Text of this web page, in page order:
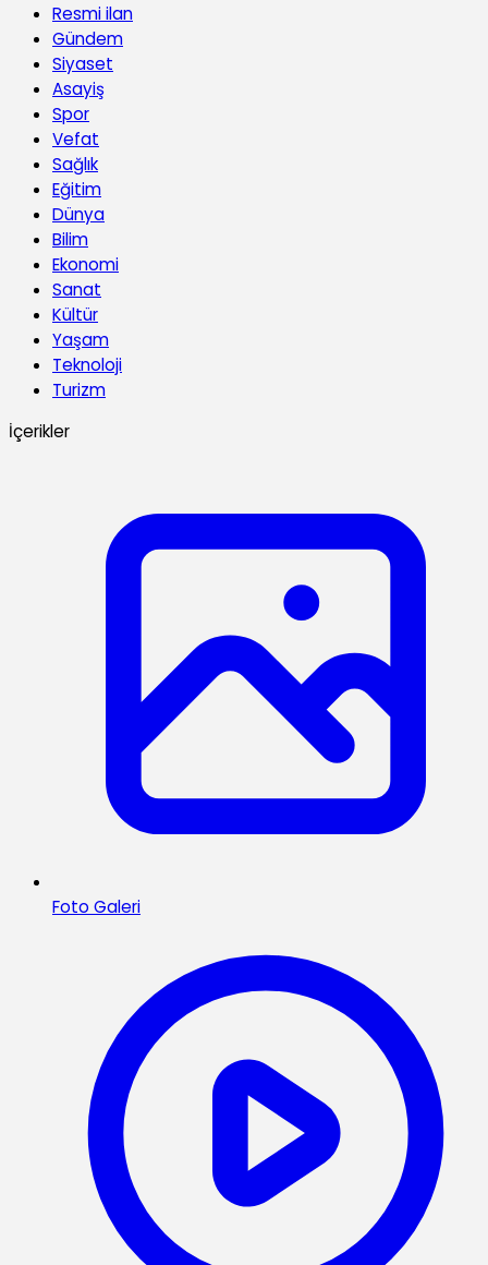
Resmi ilan
Gündem
Siyaset
Asayiş
Spor
Vefat
Sağlık
Eğitim
Dünya
Bilim
Ekonomi
Sanat
Kültür
Yaşam
Teknoloji
Turizm
İçerikler
Foto Galeri